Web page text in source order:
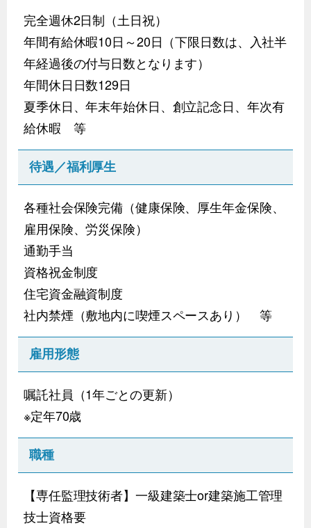
完全週休2日制（土日祝）
年間有給休暇10日～20日（下限日数は、入社半
年経過後の付与日数となります）
年間休日日数129日
夏季休日、年末年始休日、創立記念日、年次有
給休暇 等
待遇／福利厚生
各種社会保険完備（健康保険、厚生年金保険、
雇用保険、労災保険）
通勤手当
資格祝金制度
住宅資金融資制度
社内禁煙（敷地内に喫煙スペースあり） 等
雇用形態
嘱託社員（1年ごとの更新）
※定年70歳
職種
【専任監理技術者】一級建築士or建築施工管理
技士資格要